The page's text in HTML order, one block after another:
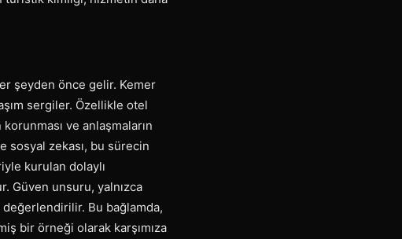
şeyden önce gelir. Kemer
sergiler. Özellikle otel
ve anlaşmaların
sosyal zekası, bu sürecin
kurulan dolaylı
Güven unsuru, yalnızca
değerlendirilir. Bu bağlamda,
bir örneği olarak karşımıza